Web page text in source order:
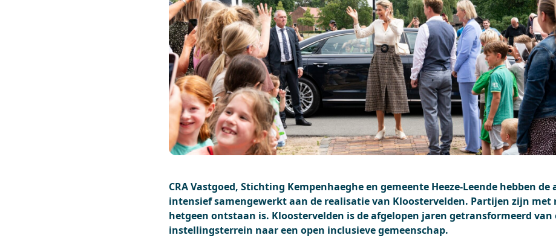
CRA Vastgoed, Stichting Kempenhaeghe en gemeente Heeze-Leende hebben
intensief samengewerkt aan de realisatie van Kloostervelden. Partijen zijn met
hetgeen ontstaan is. Kloostervelden is de afgelopen jaren getransformeerd
instellingsterrein naar een open inclusieve gemeenschap.